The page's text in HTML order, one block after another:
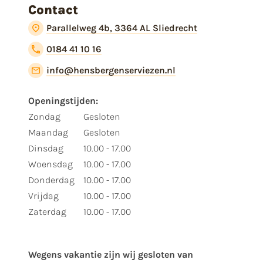
Contact
Parallelweg 4b, 3364 AL Sliedrecht
0184 41 10 16
info@hensbergenserviezen.nl
Openingstijden:
Zondag
Maandag
Dinsdag
Woensdag
Donderdag
Vrijdag
Zaterdag
Gesloten
Gesloten
10.00 - 17.00
10.00 - 17.00
10.00 - 17.00
10.00 - 17.00
10.00 - 17.00
Wegens vakantie zijn wij gesloten van ​